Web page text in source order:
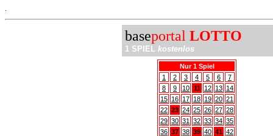
baseportal LOTTO
1 SPIEL kostenlos
Nur 1 Spiel
1
2 3 4 5 6
7
8
9 10 11 12 13 14
15 16 17 18 19 20 21
22 23 24 25 26 27 28
29 30 31 32 33 34 35
36 37 38 39 40 41 42